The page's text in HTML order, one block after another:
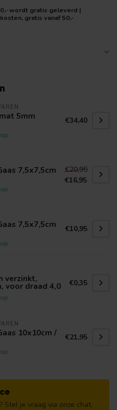
wordt gratis geleverd |
gratis vanaf 50,-
5mm €34,40
7,5x7,5cm
€20,95
€16,95
7,5x7,5cm €10,95
verzinkt,
voor draad 4,0 €0,35
10x10cm / €21,95
Stel je vraag via onze chat,